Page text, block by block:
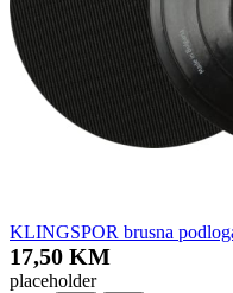
KLINGSPOR brusna
17,50 KM
placeholder